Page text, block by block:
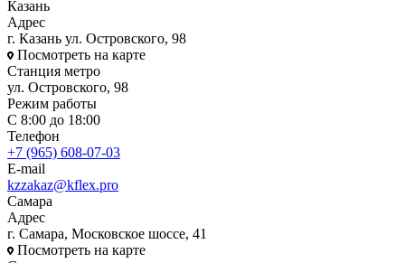
Казань
Адрес
г. Казань ул. Островского, 98
Посмотреть на карте
Станция метро
ул. Островского, 98
Режим работы
С 8:00 до 18:00
Телефон
+7 (965) 608-07-03
E-mail
kzzakaz@kflex.pro
Самара
Адрес
г. Самара, Московское шоссе, 41
Посмотреть на карте